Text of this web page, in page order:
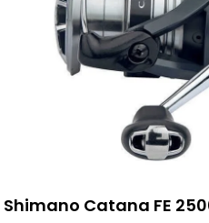
Shimano Catana FE